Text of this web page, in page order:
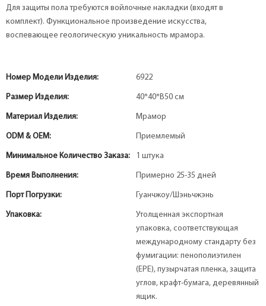
Для защиты пола требуются войлочные накладки (входят в
комплект). Функциональное произведение искусства,
воспевающее геологическую уникальность мрамора.
Номер Модели Изделия: 6922
Размер Изделия: 40*40*В50 см
Материал Изделия: Мрамор
ODM & OEM: Приемлемый
Минимальное Количество Заказа: 1 штука
Время Выполнения: Примерно 25-35 дней
Порт Погрузки: Гуанчжоу/Шэньчжэнь
Упаковка:
Утолщенная экспортная
упаковка, соответствующая
международному стандарту без
фумигации: пенополиэтилен
(EPE), пузырчатая пленка, защита
углов, крафт-бумага, деревянный
ящик.